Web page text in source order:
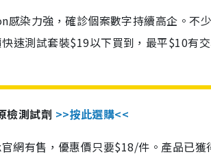
染力強，確診個案數字持續高企。不
速測試套裝$19以下買到，最平$10有
檢測試劑 >>按此選購<<
網有售，優惠價只要$18/件。產品已